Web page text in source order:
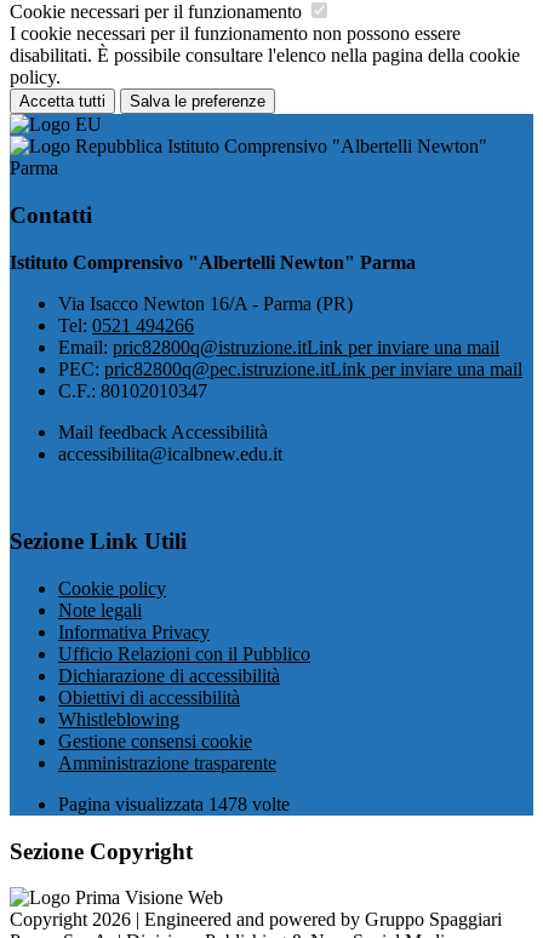
Cookie necessari per il funzionamento
I cookie necessari per il funzionamento non possono essere
disabilitati. È possibile consultare l'elenco nella pagina della cookie
policy.
Accetta tutti Salva le preferenze
Istituto Comprensivo "Albertelli Newton"
Parma
Contatti
Istituto Comprensivo "Albertelli Newton" Parma
Via Isacco Newton 16/A - Parma (PR)
Tel: 0521 494266
Email: pric82800q@istruzione.itLink per inviare una mail
PEC: pric82800q@pec.istruzione.itLink per inviare una mail
C.F.: 80102010347
Mail feedback Accessibilità
accessibilita@icalbnew.edu.it
Sezione Link Utili
Cookie policy
Note legali
Informativa Privacy
Ufficio Relazioni con il Pubblico
Dichiarazione di accessibilità
Obiettivi di accessibilità
Whistleblowing
Gestione consensi cookie
Amministrazione trasparente
Pagina visualizzata 1478 volte
Sezione Copyright
Copyright 2026 | Engineered and powered by Gruppo Spaggiari